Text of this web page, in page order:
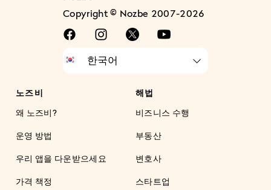
Copyright © Nozbe 2007-2026
노즈비
왜 노즈비?
운영 방법
우리 앱을 다운받으세요
가격 책정
해법
비즈니스 수행
부동산
변호사
스타트업